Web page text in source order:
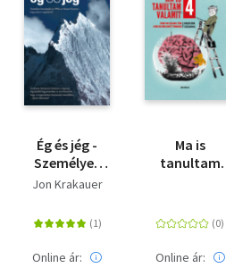
Ég és jég -
Személyes
beszámoló az
Mount
Everest-i
hegymászó-
Jon Krakauer
Online ár:
Ma is
tanultam
Online ár: